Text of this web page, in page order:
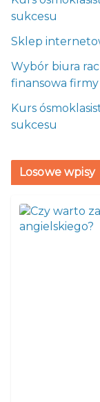
sukcesu
Sklep
Wybór biura
finansowa firmy
Kurs
sukcesu
Losowe wpisy